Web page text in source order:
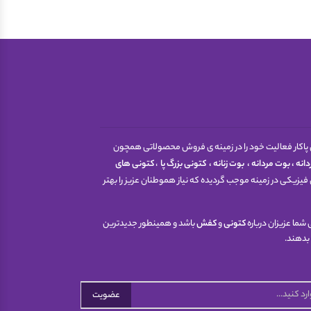
پاکار فعالیت خود را در زمینه ی فروش محصولاتی همچون
،بوت مردانه،بوت زنانه،کتونیبزرگ پا ،کتونی های
در زمینه موجب گردیده که نیاز هموطنان عزیز را بهتر
عزیزان دربارهکتونیوکفشباشد و همینطور جدیدترین
بدهند.
عضویت